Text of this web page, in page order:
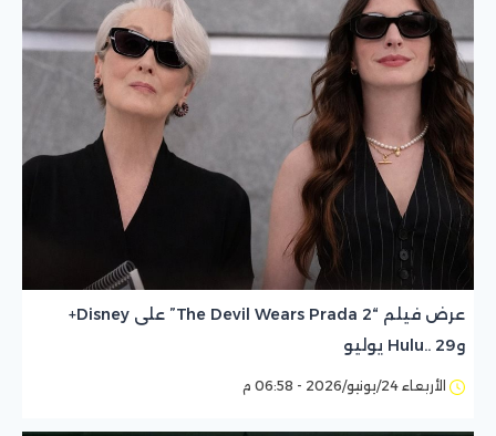
عرض فيلم “The Devil Wears Prada 2” على Disney+
وHulu.. 29 يوليو
الأربعاء 24/يونيو/2026 - 06:58 م